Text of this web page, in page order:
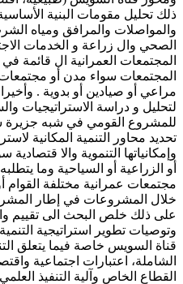
ذلك تحليل مقومات البنية
والمواصلات والمرافق ومياه
الصحي وال زراعة و الخدمات
المجتمعات العمرانية ال
المجتمعات سواء مدن أو
مراعي أو صيادين أو بدوية .
لتحليل و دراسة الاستراتيجيات
للمشروع القومي في شبه جزيرة
تحديد محاور التنمية المكانية
وإمكانياتها التنموية والا قتصادية
أو الزراعية أو السياحية وما
مجتمعات عمرانية مختلفة القوام
خلال المشروعات في إطار
على ذلك خلص البحث الى تقييم
وتوصيات تطوير استراتيجية
قناة السويس خاصة فيما يتعلق
الشاملة، اعتبارات اجتماعية
القطاع الخاص وآلية التنفيذ